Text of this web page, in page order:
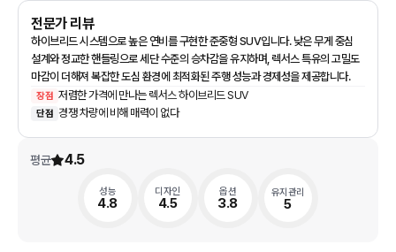
전문가 리뷰
하이브리드 시스템으로 높은 연비를 구현한 준중형 SUV입니다. 낮은 무게 중심
설계와 정교한 핸들링으로 세단 수준의 승차감을 유지하며, 렉서스 특유의 고밀도
마감이 더해져 복잡한 도심 환경에 최적화된 주행 성능과 경제성을 제공합니다.
장점 저렴한 가격에 만나는 렉서스 하이브리드 SUV
단점 경쟁 차량에 비해 매력이 없다
평균 4.5
성능
4.8
디자인
4.5
옵션
3.8
유지관리
5